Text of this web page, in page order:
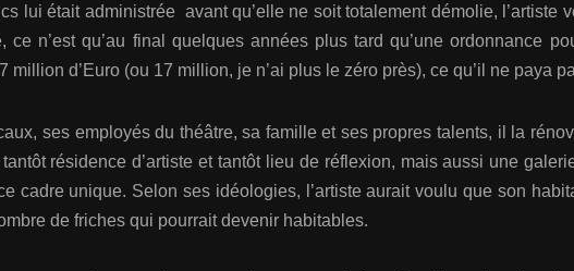
lui était administrée avant qu’elle ne soit totalement démolie, l’artiste
n’est qu’au final quelques années plus tard qu’une ordonnance
million d’Euro (ou 17 million, je n’ai plus le zéro près), ce qu’il ne paya
ses employés du théâtre, sa famille et ses propres talents, il la
résidence d’artiste et tantôt lieu de réflexion, mais aussi une
cadre unique. Selon ses idéologies, l’artiste aurait voulu que son
de friches qui pourrait devenir habitables.